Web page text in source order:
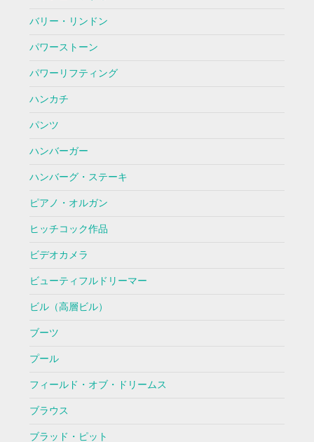
バリー・リンドン
パワーストーン
パワーリフティング
ハンカチ
パンツ
ハンバーガー
ハンバーグ・ステーキ
ピアノ・オルガン
ヒッチコック作品
ビデオカメラ
ビューティフルドリーマー
ビル（高層ビル）
ブーツ
プール
フィールド・オブ・ドリームス
ブラウス
ブラッド・ピット